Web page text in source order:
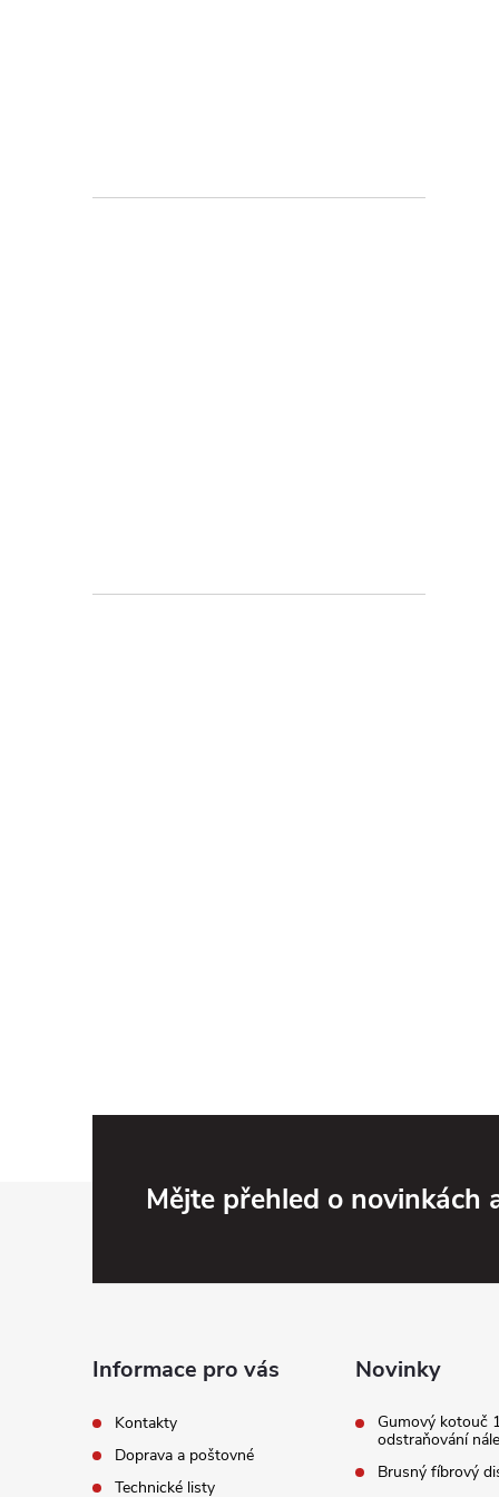
Mějte přehled o novinkách
Informace pro vás
Kontakty
Doprava a poštovné
Technické listy
Novinky
Gumový kotouč
odstraňování
Brusný fíbrový